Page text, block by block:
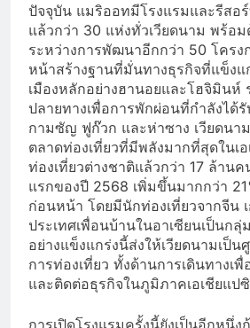
ปัจจุบัน แมริออทมีโรงแรมและรีสอ
แล้วกว่า 30 แห่งทั่วเวียดนาม พร้อ
ระหว่างการพัฒนาอีกกว่า 50 โครง
หน้าสร้างฐานที่มั่นทางธุรกิจที่แข็งแ
เมืองหลักอย่างฮานอยและโฮจิมินห์
ปลายทางเพื่อการพักผ่อนที่กำลังได้
กามซัญ ฟูก๊วก และห่าซาง เวียดนา
ตลาดท่องเที่ยวที่มีพลังมากที่สุดในเ
ท่องเที่ยวต่างชาติแล้วกว่า 17 ล้าน
แรกของปี 2568 เพิ่มขึ้นมากกว่า
ก่อนหน้า โดยมีนักท่องเที่ยวจากจีน
ประเทศเพื่อนบ้านในอาเซียนเป็นกลุ่
อย่างแข็งแกร่งนี้ส่งให้เวียดนามเป็น
การท่องเที่ยว ทั้งด้านการเดินทางเ
และติดต่อธุรกิจในภูมิภาคเอเชียแป
การเปิดโรงแรมครั้งนี้ยังเป็นอีกหนึ่